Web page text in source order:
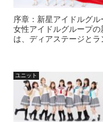
序章：新星アイドルグ
女性アイドルグループ
は、ディアステージとラ
ユニット